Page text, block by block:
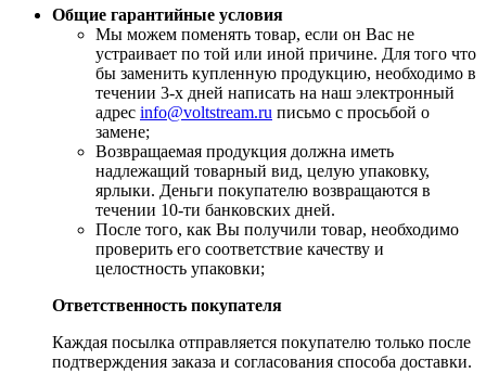
Общие гарантийные условия
​Мы можем поменять товар, если он Вас не
устраивает по той или иной причине. Для того что
бы заменить купленную продукцию, необходимо в
течении 3-х дней написать на наш электронный
адрес info@voltstream.ru письмо с просьбой о
замене;
Возвращаемая продукция должна иметь
надлежащий товарный вид, целую упаковку,
ярлыки. Деньги покупателю возвращаются в
течении 10-ти банковских дней.
​После того, как Вы получили товар, необходимо
проверить его соответствие качеству и
целостность упаковки;
Ответственность покупателя
Каждая посылка отправляется покупателю только после
подтверждения заказа и согласования способа доставки.